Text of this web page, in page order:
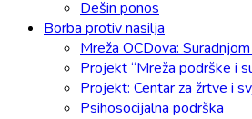
Dešin ponos
Borba protiv nasilja
Mreža OCDova:
Projekt “Mreža podrške i
Projekt: Centar za žrtve i
Psihosocijalna podrška